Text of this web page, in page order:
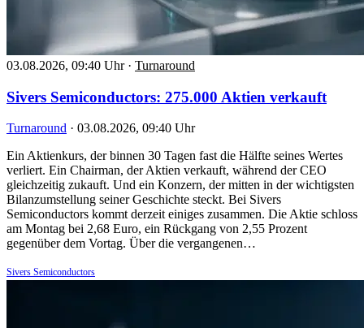
03.08.2026, 09:40 Uhr · Turnaround
Sivers Semiconductors: 275.000 Aktien verkauft
Turnaround · 03.08.2026, 09:40 Uhr
Ein Aktienkurs, der binnen 30 Tagen fast die Hälfte seines Wertes
verliert. Ein Chairman, der Aktien verkauft, während der CEO
gleichzeitig zukauft. Und ein Konzern, der mitten in der wichtigsten
Bilanzumstellung seiner Geschichte steckt. Bei Sivers
Semiconductors kommt derzeit einiges zusammen. Die Aktie schloss
am Montag bei 2,68 Euro, ein Rückgang von 2,55 Prozent
gegenüber dem Vortag. Über die vergangenen…
Sivers Semiconductors